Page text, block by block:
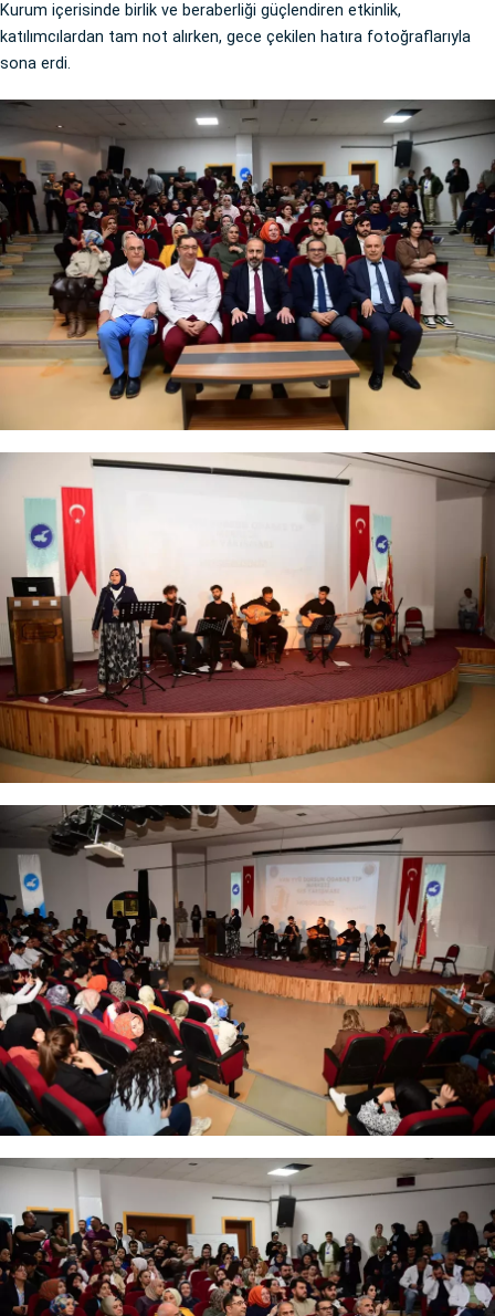
Kurum içerisinde birlik ve beraberliği güçlendiren etkinlik,
katılımcılardan tam not alırken, gece çekilen hatıra fotoğraflarıyla
sona erdi.